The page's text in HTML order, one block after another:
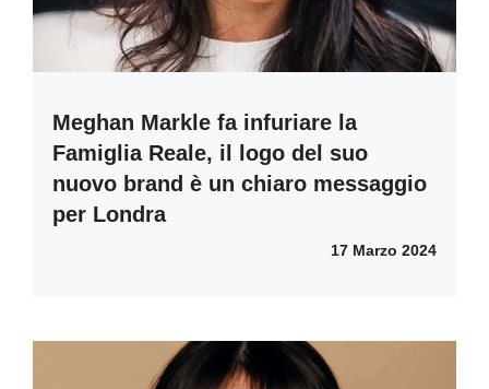
Meghan Markle fa infuriare la
Famiglia Reale, il logo del suo
nuovo brand è un chiaro messaggio
per Londra
17 Marzo 2024